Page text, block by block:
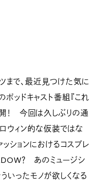
で、最近見つけた気に
ッドキャスト番組『これ
！ 今回は久しぶりの通
ウィン的な仮装ではな
ッションにおけるコスプレ
DOW？ あのミュージシ
いったモノが欲しくなる